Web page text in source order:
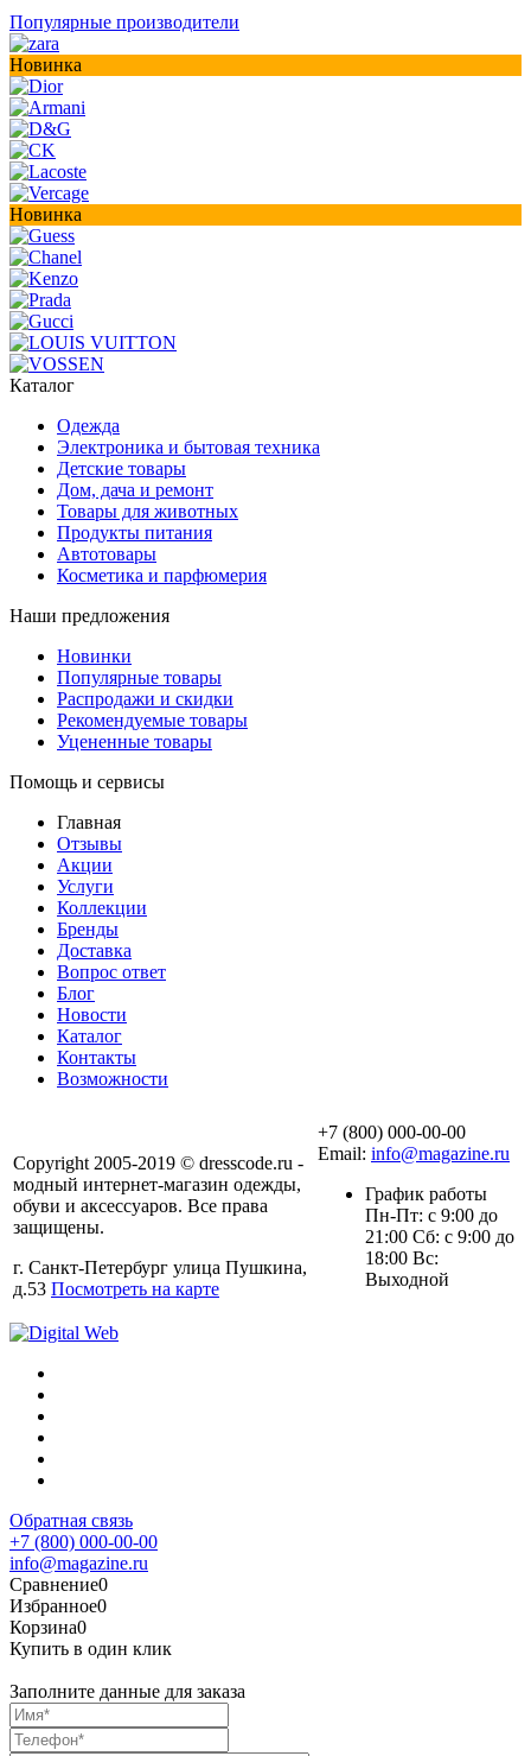
Популярные производители
Новинка
Новинка
Каталог
Одежда
Электроника и бытовая техника
Детские товары
Дом, дача и ремонт
Товары для животных
Продукты питания
Автотовары
Косметика и парфюмерия
Наши предложения
Новинки
Популярные товары
Распродажи и скидки
Рекомендуемые товары
Уцененные товары
Помощь и сервисы
Главная
Отзывы
Акции
Услуги
Коллекции
Бренды
Доставка
Вопрос ответ
Блог
Новости
Каталог
Контакты
Возможности
Copyright 2005-2019 © dresscode.ru -
модный интернет-магазин одежды,
обуви и аксессуаров. Все права
защищены.
г. Санкт-Петербург улица Пушкина,
д.53 Посмотреть на карте
+7 (800) 000-00-00
Email: info@magazine.ru
График работы
Пн-Пт: с 9:00 до
21:00 Сб: с 9:00 до
18:00 Вс:
Выходной
Обратная связь
+7 (800) 000-00-00
info@magazine.ru
Сравнение0
Избранное0
Корзина0
Купить в один клик
Заполните данные для заказа